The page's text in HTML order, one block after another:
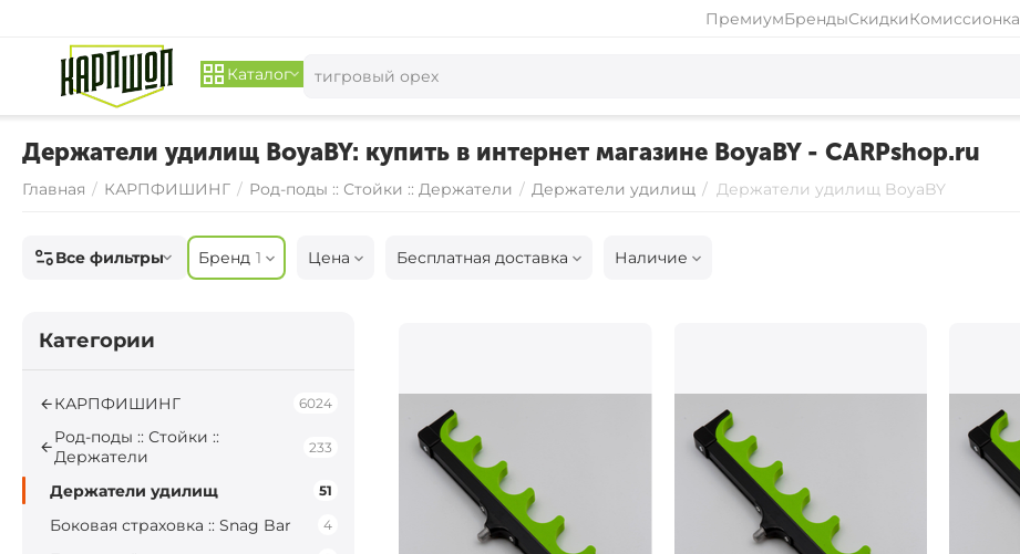
ПремиумБрендыСкидкиКомиссионка
Каталог
Держатели удилищ BoyaBY: купить в интернет магазине BoyaBY - CARPshop.ru
Главная / КАРПФИШИНГ / Род-поды :: Стойки :: Держатели / Держатели удилищ / Держатели удилищ BoyaBY
Все фильтры Бренд 1 Цена Бесплатная доставка Наличие
Категории
КАРПФИШИНГ 6024
Род-поды :: Стойки ::
Держатели
233
Держатели удилищ 51
Боковая страховка :: Snag Bar 4